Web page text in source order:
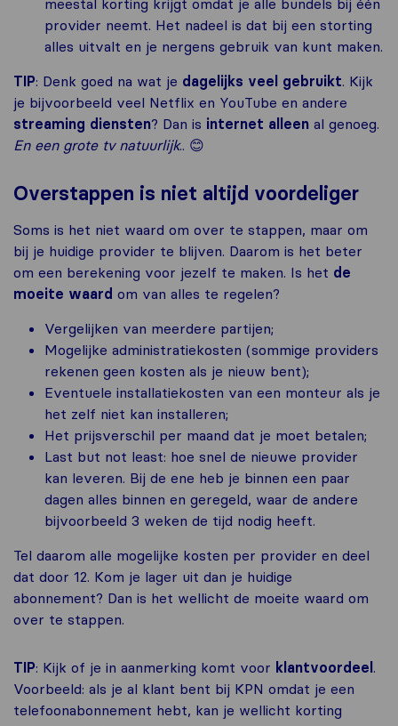
meestal korting krijgt omdat je alle bundels bij één
provider neemt. Het nadeel is dat bij een storting
alles uitvalt en je nergens gebruik van kunt maken.
TIP: Denk goed na wat je dagelijks veel gebruikt. Kijk
je bijvoorbeeld veel Netflix en YouTube en andere
streaming diensten? Dan is internet alleen al genoeg.
En een grote tv natuurlijk.. 😊
Overstappen is niet altijd voordeliger
Soms is het niet waard om over te stappen, maar om
bij je huidige provider te blijven. Daarom is het beter
om een berekening voor jezelf te maken. Is het de
moeite waard om van alles te regelen?
Vergelijken van meerdere partijen;
Mogelijke administratiekosten (sommige providers
rekenen geen kosten als je nieuw bent);
Eventuele installatiekosten van een monteur als je
het zelf niet kan installeren;
Het prijsverschil per maand dat je moet betalen;
Last but not least: hoe snel de nieuwe provider
kan leveren. Bij de ene heb je binnen een paar
dagen alles binnen en geregeld, waar de andere
bijvoorbeeld 3 weken de tijd nodig heeft.
Tel daarom alle mogelijke kosten per provider en deel
dat door 12. Kom je lager uit dan je huidige
abonnement? Dan is het wellicht de moeite waard om
over te stappen.
TIP: Kijk of je in aanmerking komt voor klantvoordeel .
Voorbeeld: als je al klant bent bij KPN omdat je een
telefoonabonnement hebt, kan je wellicht korting